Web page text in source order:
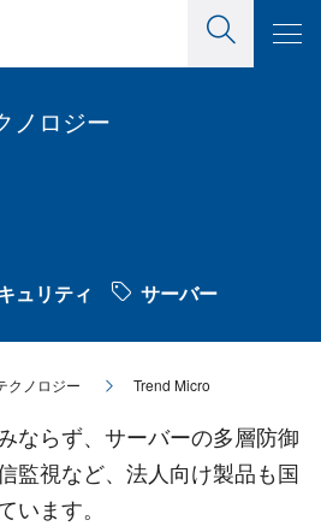
ノロジー
ュリティ サーバー
クノロジー Trend Micro
ならず、サーバーの多層防御
監視など、法人向け製品も国
います。